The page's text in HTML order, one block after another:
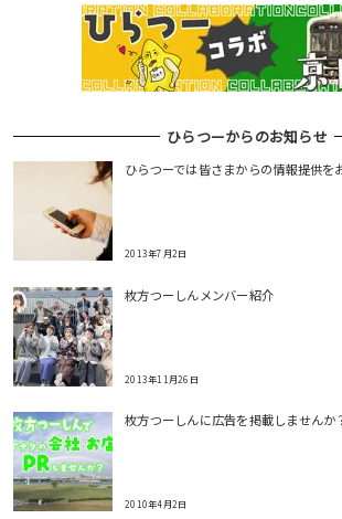
ひらつーからのお知らせ
ひらつーでは皆さまからの情報提供を
2013年7月2日
枚方つーしんメンバー紹介
2013年11月26日
枚方つーしんに広告を掲載しませんか
2010年4月2日